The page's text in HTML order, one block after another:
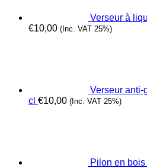
Verseur à
€10,00 (Inc. VAT 25%)
Verseur anti-
cl €10,00 (Inc. VAT 25%)
Pilon en